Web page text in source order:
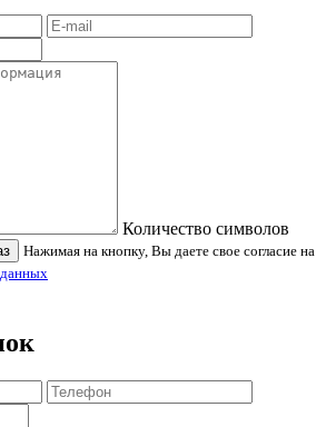
Количество символов
Нажимая на кнопку, Вы даете свое согласие на